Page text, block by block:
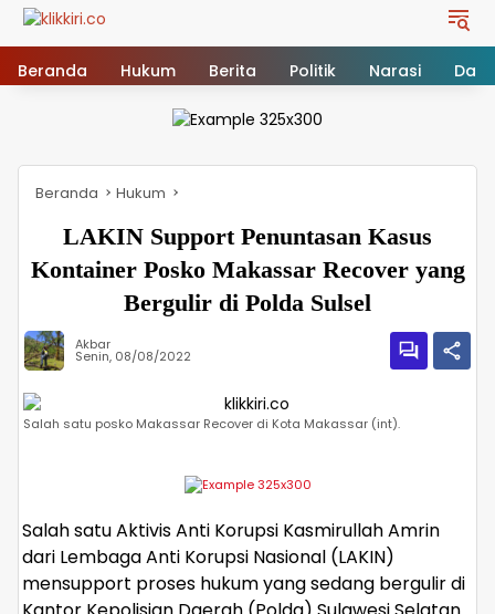
Beranda Hukum Berita Politik Narasi
Beranda Hukum
LAKIN Support Penuntasan Kasus
Kontainer Posko Makassar Recover yang
Bergulir di Polda Sulsel
Akbar
Senin, 08/08/2022
Salah satu posko Makassar Recover di Kota Makassar (int).
Salah satu Aktivis Anti Korupsi Kasmirullah Amrin
dari Lembaga Anti Korupsi Nasional (LAKIN)
mensupport proses hukum yang sedang bergulir di